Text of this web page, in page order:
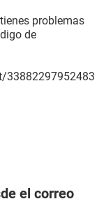
problemas
de
33882297952483
el correo